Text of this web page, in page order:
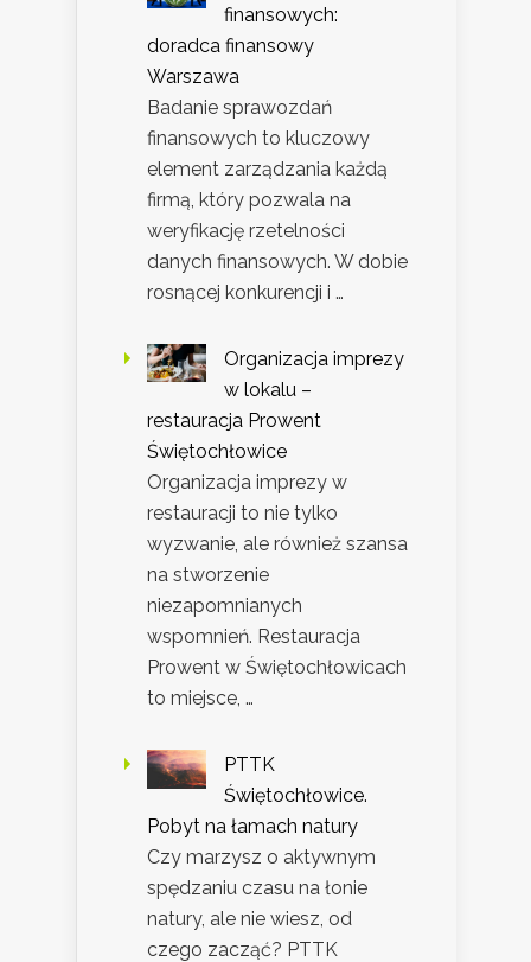
finansowych:
doradca finansowy
Warszawa
Badanie sprawozdań
finansowych to kluczowy
element zarządzania każdą
firmą, który pozwala na
weryfikację rzetelności
danych finansowych. W dobie
rosnącej konkurencji i …
Organizacja imprezy
w lokalu –
restauracja Prowent
Świętochłowice
Organizacja imprezy w
restauracji to nie tylko
wyzwanie, ale również szansa
na stworzenie
niezapomnianych
wspomnień. Restauracja
Prowent w Świętochłowicach
to miejsce, …
PTTK
Świętochłowice.
Pobyt na łamach natury
Czy marzysz o aktywnym
spędzaniu czasu na łonie
natury, ale nie wiesz, od
czego zacząć? PTTK